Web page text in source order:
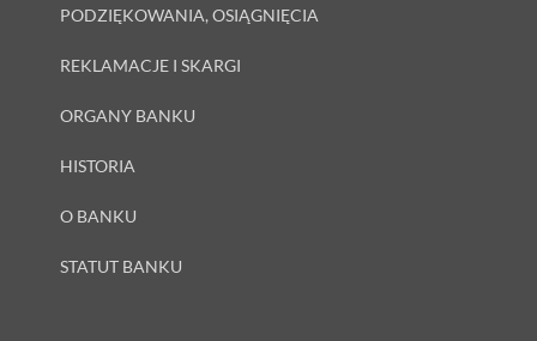
PODZIĘKOWANIA, OSIĄGNIĘCIA
REKLAMACJE I SKARGI
ORGANY BANKU
HISTORIA
O BANKU
STATUT BANKU